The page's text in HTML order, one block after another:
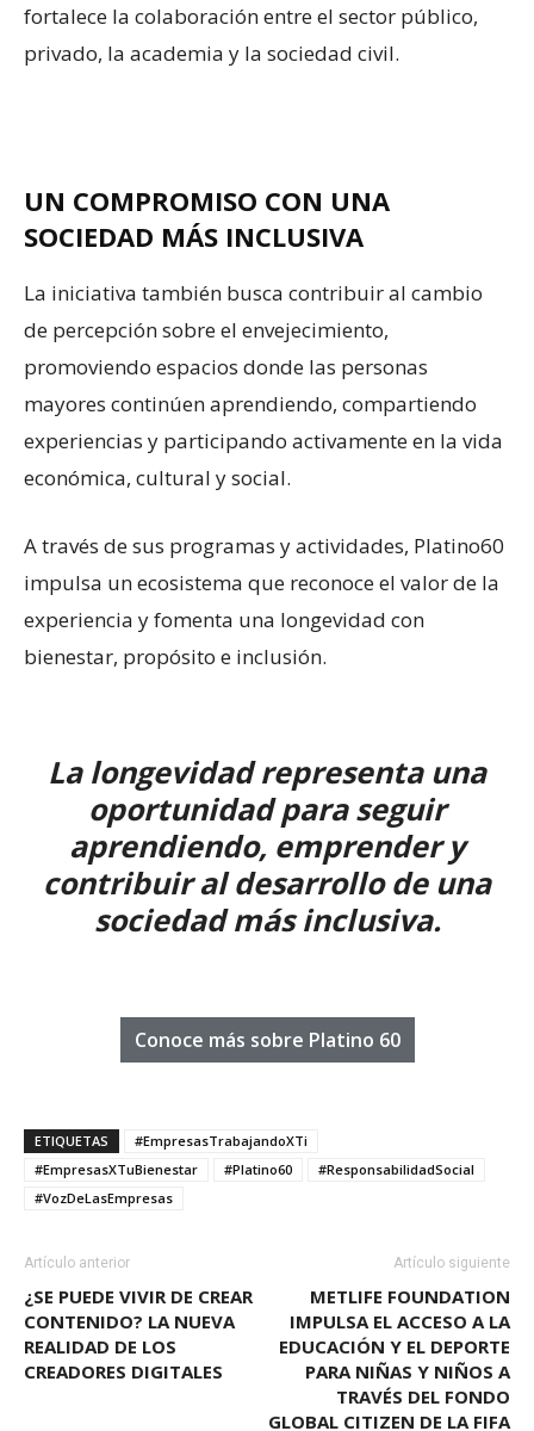
fortalece la colaboración entre el sector público,
privado, la academia y la sociedad civil.
UN COMPROMISO CON UNA
SOCIEDAD MÁS INCLUSIVA
La iniciativa también busca contribuir al cambio
de percepción sobre el envejecimiento,
promoviendo espacios donde las personas
mayores continúen aprendiendo, compartiendo
experiencias y participando activamente en la vida
económica, cultural y social.
A través de sus programas y actividades, Platino60
impulsa un ecosistema que reconoce el valor de la
experiencia y fomenta una longevidad con
bienestar, propósito e inclusión.
La longevidad representa una
oportunidad para seguir
aprendiendo, emprender y
contribuir al desarrollo de una
sociedad más inclusiva.
Conoce más sobre Platino 60
ETIQUETAS
#EmpresasTrabajandoXTi
#EmpresasXTuBienestar
#Platino60
#ResponsabilidadSocial
#VozDeLasEmpresas
Artículo anterior
¿SE PUEDE VIVIR DE CREAR
CONTENIDO? LA NUEVA
REALIDAD DE LOS
CREADORES DIGITALES
Artículo siguiente
METLIFE FOUNDATION
IMPULSA EL ACCESO A LA
EDUCACIÓN Y EL DEPORTE
PARA NIÑAS Y NIÑOS A
TRAVÉS DEL FONDO
GLOBAL CITIZEN DE LA FIFA